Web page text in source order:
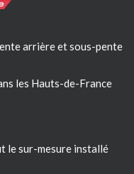
arrière et sous-pente
les Hauts-de-France
le sur-mesure installé